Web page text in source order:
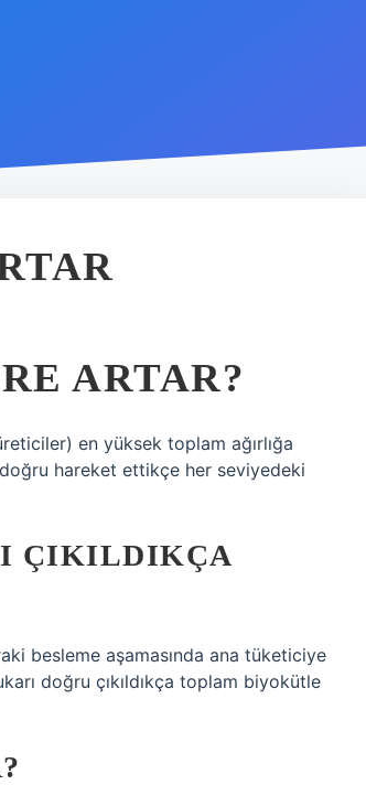
ARTAR?
en yüksek toplam ağırlığa
hareket ettikçe her seviyedeki
ÇIKILDIKÇA
besleme aşamasında ana tüketiciye
doğru çıkıldıkça toplam biyokütle